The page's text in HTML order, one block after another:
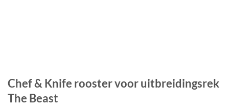
Chef & Knife rooster voor uitbreidingsrek
The Beast